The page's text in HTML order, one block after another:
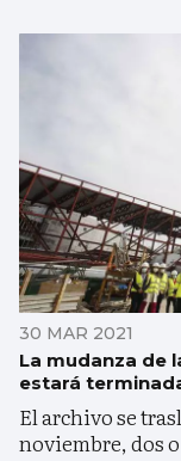
30 MAR 2021
La mudanza de
estará
El archivo se
noviembre, dos